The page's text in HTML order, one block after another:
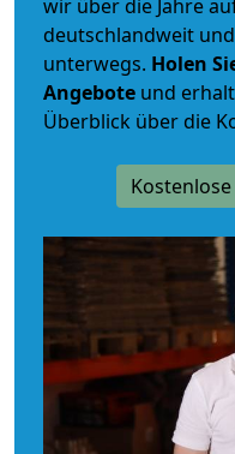
wir über die Jahre
deutschlandweit
unterwegs. Holen
Angebote und
Überblick über die